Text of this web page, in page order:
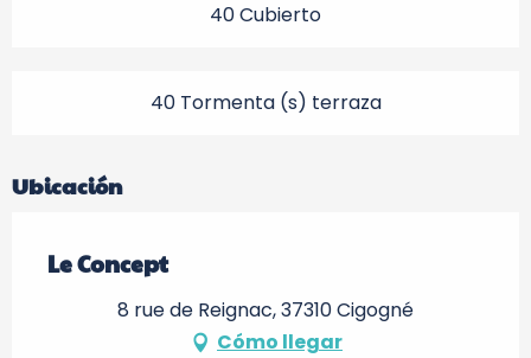
40 Cubierto
40 Tormenta (s) terraza
Ubicación
Le Concept
8 rue de Reignac, 37310 Cigogné
Cómo llegar